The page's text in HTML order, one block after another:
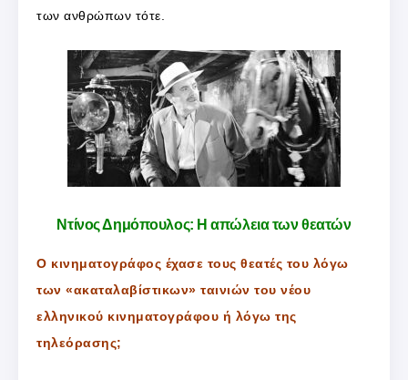
των ανθρώπων τότε.
Ντίνος Δημόπουλος: Η απώλεια των θεατών
Ο κινηματογράφος έχασε τους θεατές του λόγω
των «ακαταλαβίστικων» ταινιών του νέου
ελληνικού κινηματογράφου ή λόγω της
τηλεόρασης;